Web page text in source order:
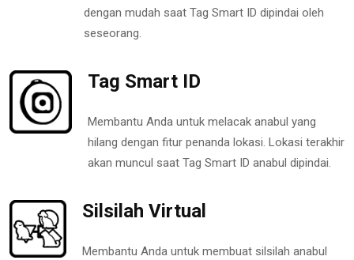
dengan mudah saat Tag Smart ID dipindai oleh
seseorang.
Tag Smart ID
Membantu Anda untuk melacak anabul yang
hilang dengan fitur penanda lokasi. Lokasi terakhir
akan muncul saat Tag Smart ID anabul dipindai.
Silsilah Virtual
Membantu Anda untuk membuat silsilah anabul